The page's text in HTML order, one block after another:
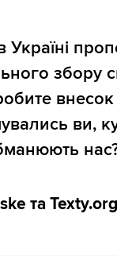
збору
ви,
та